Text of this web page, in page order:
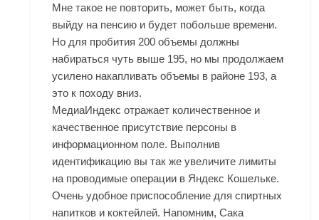
Мне такое не повторить, может быть, когда
выйду на пенсию и будет побольше времени.
Но для пробития 200 объемы должны
набираться чуть выше 195, но мы продолжаем
усилено накапливать объемы в районе 193, а
это к походу вниз.
МедиаИндекс отражает количественное и
качественное присутствие персоны в
информационном поле. Выполнив
идентификацию вы так же увеличите лимиты
на проводимые операции в Яндекс Кошельке.
Очень удобное приспособление для спиртных
напитков и коктейлей. Напомним, Сака